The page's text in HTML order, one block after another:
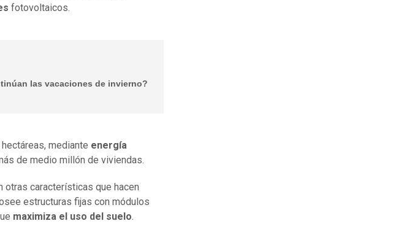
fotovoltaicos.
las vacaciones de invierno?
mediante energía
de medio millón de viviendas.
otras características que hacen
estructuras fijas con módulos
maximiza el uso del suelo.